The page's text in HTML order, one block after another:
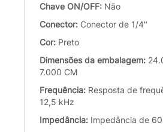
Chave ON/OFF: Não
Conector: Conector de 1/4"
Cor: Preto
Dimensões da embalagem:
7.000 CM
Frequência: Resposta de
12,5 kHz
Impedância: Impedância de